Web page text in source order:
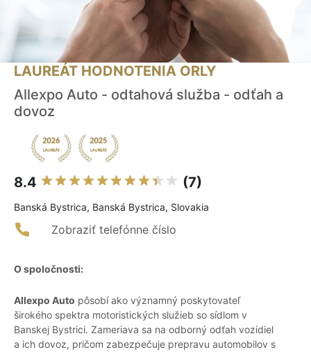
LAUREÁT HODNOTENIA ORLY
Allexpo Auto - odtahová služba - odťah a
dovoz
8.4 (7)
Banská Bystrica, Banská Bystrica, Slovakia
Zobraziť telefónne číslo
O spoločnosti:
Allexpo Auto pôsobí ako významný poskytovateľ
širokého spektra motoristických služieb so sídlom v
Banskej Bystrici. Zameriava sa na odborný odťah vozidiel
a ich dovoz, pričom zabezpečuje prepravu automobilov s